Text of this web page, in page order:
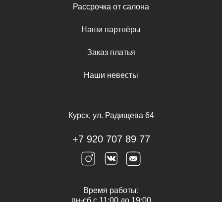
Рассрочка от салона
Наши партнёры
Заказ платья
Наши невесты
Курск, ул. Радищева 64
+7 920 707 89 77
Время работы:
пн-сб с 11:00 до 19:00